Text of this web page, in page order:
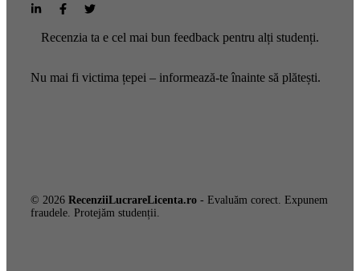
Recenzia ta e cel mai bun feedback pentru alți studenți.
Nu mai fi victima țepei – informează-te înainte să plătești.
© 2026 RecenziiLucrareLicenta.ro - Evaluăm corect. Expunem
fraudele. Protejăm studenții.